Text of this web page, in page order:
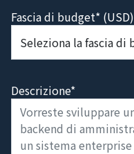
Fascia di budget* (USD)
Descrizione*